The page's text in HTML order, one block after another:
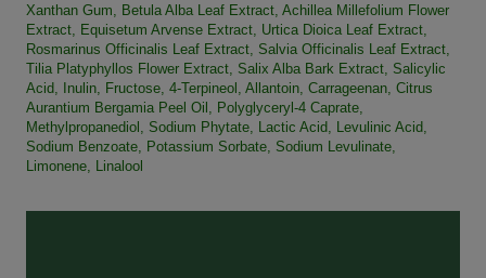
Xanthan Gum, Betula Alba Leaf Extract, Achillea Millefolium Flower
Extract, Equisetum Arvense Extract, Urtica Dioica Leaf Extract,
Rosmarinus Officinalis Leaf Extract, Salvia Officinalis Leaf Extract,
Tilia Platyphyllos Flower Extract, Salix Alba Bark Extract, Salicylic
Acid, Inulin, Fructose, 4-Terpineol, Allantoin, Carrageenan, Citrus
Aurantium Bergamia Peel Oil, Polyglyceryl-4 Caprate,
Methylpropanediol, Sodium Phytate, Lactic Acid, Levulinic Acid,
Sodium Benzoate, Potassium Sorbate, Sodium Levulinate,
Limonene, Linalool